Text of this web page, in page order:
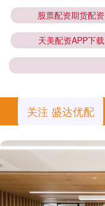
股票配资期货配资
天美配资APP下载
关注 盛达优配